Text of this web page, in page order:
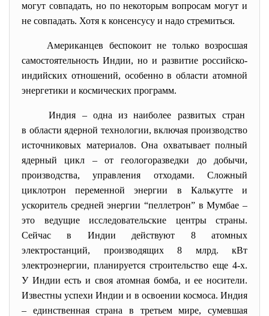
могут совпадать, но по некоторым вопросам могут и
не совпадать. Хотя к консенсусу и надо стремиться.
Американцев беспокоит не только возросшая
самостоятельность Индии, но и развитие российско-
индийских отношений, особенно в области атомной
энергетики и космических программ.
Индия – одна из наиболее развитых стран
в области ядерной технологии, включая производство
источниковых материалов. Она охватывает полный
ядерный цикл – от геологоразведки до добычи,
производства, управления отходами. Сложный
циклотрон переменной энергии в Калькутте и
ускоритель средней энергии “пеллетрон” в Мумбае –
это ведущие исследовательские центры страны.
Сейчас в Индии действуют 8 атомных
электростанций, производящих 8 млрд. кВт
электроэнергии, планируется строительство еще 4-х.
У Индии есть и своя атомная бомба, и ее носители.
Известны успехи Индии и в освоении космоса. Индия
– единственная страна в третьем мире, сумевшая